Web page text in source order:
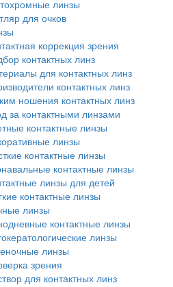
линзы
для очков
коррекция зрения
контактных линз
для контактных линз
контактных линз
ношения контактных линз
за контактными линзами
контактные линзы
линзы
контактные линзы
контактные линзы
линзы для детей
контактные линзы
линзы
контактные линзы
линзы
линзы
зрения
для контактных линз